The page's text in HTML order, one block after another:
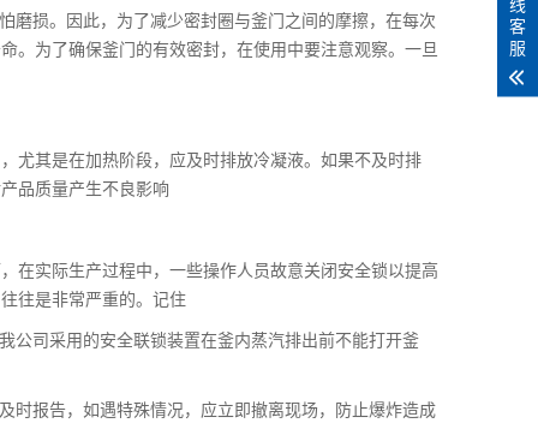
损。因此，为了减少密封圈与釜门之间的摩擦，在每次
。为了确保釜门的有效密封，在使用中要注意观察。一旦
其是在加热阶段，应及时排放冷凝液。如果不及时排
品质量产生不良影响
实际生产过程中，一些操作人员故意关闭安全锁以提高
往是非常严重的。记住
司采用的安全联锁装置在釜内蒸汽排出前不能打开釜
报告，如遇特殊情况，应立即撤离现场，防止爆炸造成
线
客
服